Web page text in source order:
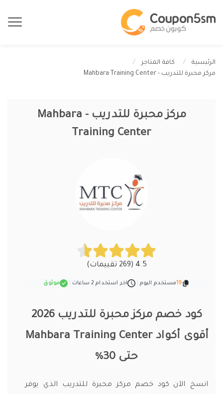
الرئيسية
كافة المتاجر
مركز محبرة للتدريب - Mahbara Training Center
مركز محبرة للتدريب - Mahbara
Training Center
4.5 (269 تقييمات)
19مستخدم اليوم اخر استخدام 2 ساعات موثوق
كود خصم مركز محبرة للتدريب 2026
أقوى أكواد Mahbara Training Center
حتى 30%
انسخ الآن كود خصم مركز محبرة للتدريب الذي يوفر